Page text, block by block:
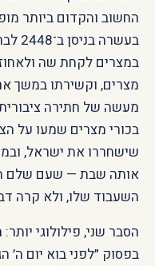
החשוב והקדום ביותר
במצרים לקחת שה
מצרים, וקשירתו במשך
מעשה של חתירה
בכורי מצרים שמעו על
שישחררו את ישראל,
אותה שבת — שעם שלם
השעבוד שלו, ולא קרה
הסבר שני, פילולוגי
בפסוק ״לפני בוא יום ה׳